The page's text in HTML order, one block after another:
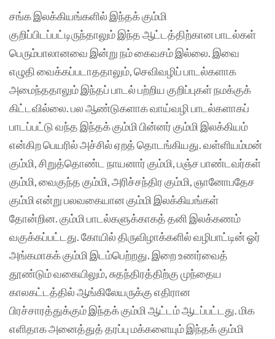
சங்க இலக்கியங்களில் இந்தக் கும்மி
குறிப்பிடப்பட்டிருந்தாலும் இந்த ஆட்டத்திற்கான பாடல்கள்
பெரும்பாலானவை இன்று நம் கைவசம் இல்லை. இவை
எழுதி வைக்கப்படாததாலும், செவிவழிப் பாடல்களாக
அமைந்ததாலும் இந்தப் பாடல் பற்றிய குறிப்புகள் நமக்குக்
கிட்டவில்லை. பல ஆண்டுகளாக வாய்வழி பாடல்களாகப்
பாடப்பட்டு வந்த இந்தக் கும்மி பின்னர் கும்மி இலக்கியம்
என்கிற பெயரில் அச்சில் ஏறத் தொடங்கியது. வள்ளியம்மன்
கும்மி, சிறுத்தொண்ட நாயனார் கும்மி, பஞ்ச பாண்டவர்கள்
கும்மி, வைகுந்த கும்மி, அரிச்சந்திர கும்மி, ஞானோபதேச
கும்மி என்று பலவகையான கும்மி இலக்கியங்கள்
தோன்றின. கும்மி பாடல்களுக்காகத் தனி இலக்கணம்
வகுக்கப்பட்டது. கோயில் திருவிழாக்களில் வழிபாட்டின் ஓர்
அங்கமாகக் கும்மி இடம்பெற்றது. இறை உணர்வைத்
தூண்டும் வகையிலும், சுதந்திரத்திற்கு முந்தைய
காலகட்டத்தில் ஆங்கிலேயருக்கு எதிரான
பிரச்சாரத்துக்கும் இந்தக் கும்மி ஆட்டம் ஆடப்பட்டது. மிக
எளிதாக அனைத்துத் தரப்பு மக்களையும் இந்தக் கும்மி